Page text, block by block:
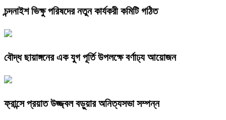
চন্দনাইশ ভিক্ষু পরিষদের নতুন কার্যকরী কমিটি গঠিত
বৌদ্ধ ছায়াঙ্গনের এক যুগ পূর্তি উপলক্ষে বর্ণাঢ্য আয়োজন
ফ্রান্সে প্রয়াত উজ্জ্বল বড়ুয়ার অনিত্যসভা সম্পন্ন